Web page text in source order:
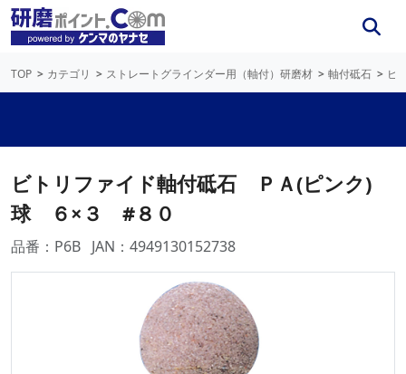
TOP カテゴリ ストレートグラインダー用（軸付）研磨材 軸付砥石 ビ
ビトリファイド軸付砥石 ＰＡ(ピンク)
球 ６×３ #８０
品番：P6B JAN：4949130152738